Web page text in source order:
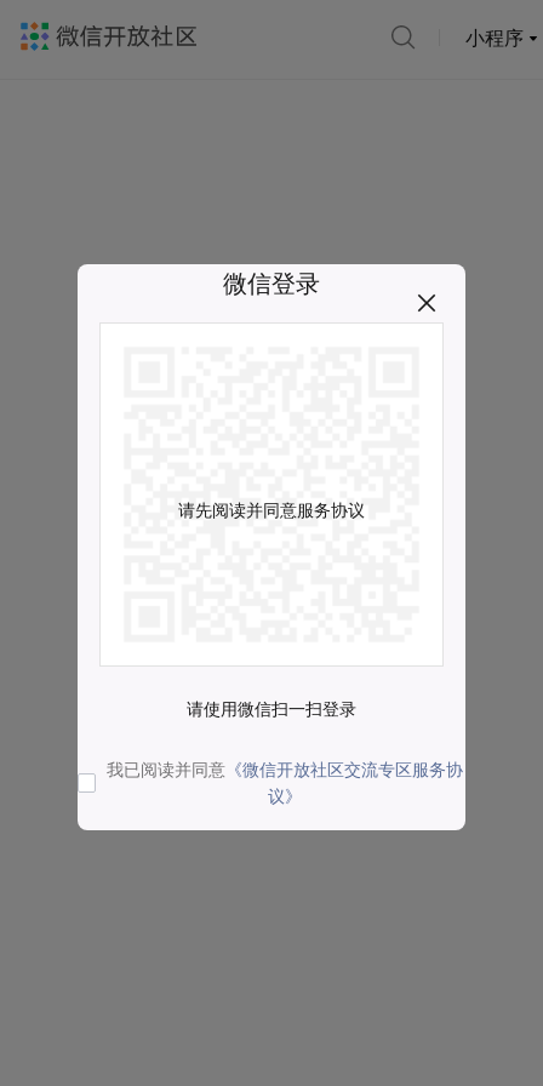
小程序
微信登录
请先阅读并同意服务协议
请使用微信扫一扫登录
我已阅读并同意 《微信开放社区交流专区服务协
议》